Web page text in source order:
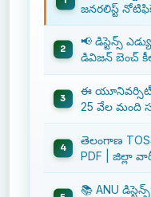
జనరలిస్ట్
📢 డిస్టెన్స్
డివిజన్ బెంచ్
ఈ యూనివర్సిటీ
25 వేల మంది
తెలంగాణ
PDF | జిల్లా
📚 ANU